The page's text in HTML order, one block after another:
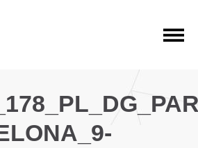
GŁÓWNEGO